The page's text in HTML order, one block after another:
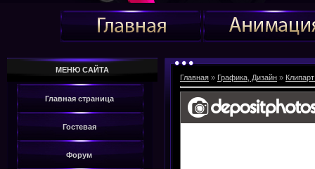
МЕНЮ САЙТА
Главная страница
Гостевая
Форум
Главная » Графика, Дизайн »